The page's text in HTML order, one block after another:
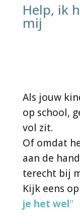
Help, ik
mij
Als jouw
op school,
vol zit.
Of omdat
aan de
terecht bij
Kijk eens
je het wel"